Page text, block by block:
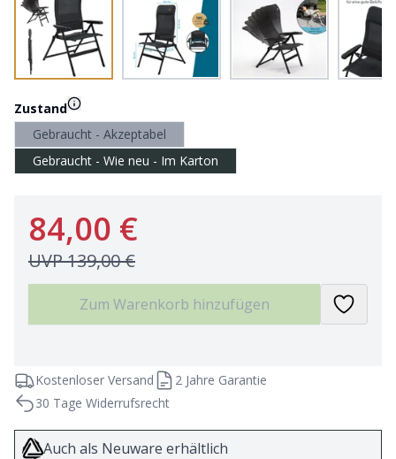
Zustand
Gebraucht - Akzeptabel
Gebraucht - Wie neu - Im Karton
84,00 €
UVP139,00 €
Zum Warenkorb hinzufügen
Kostenloser Versand
2 Jahre Garantie
30 Tage Widerrufsrecht
Auch als Neuware erhältlich